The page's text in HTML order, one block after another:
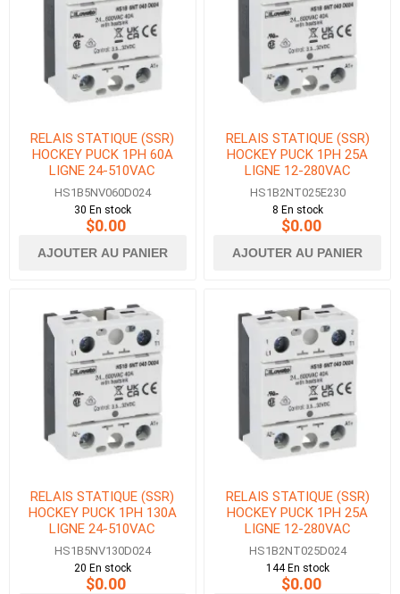
RELAIS STATIQUE (SSR)
HOCKEY PUCK 1PH 60A
LIGNE 24-510VAC
CONTROLE 3.5-32VDC
HS1B5NV060D024
30 En stock
$0.00
AJOUTER AU PANIER
RELAIS STATIQUE (SSR)
HOCKEY PUCK 1PH 25A
LIGNE 12-280VAC
CONTROLE 18-280VAC/DC
HS1B2NT025E230
8 En stock
$0.00
AJOUTER AU PANIER
RELAIS STATIQUE (SSR)
HOCKEY PUCK 1PH 130A
LIGNE 24-510VAC
CONTROLE 3.5-32VDC
HS1B5NV130D024
20 En stock
$0.00
RELAIS STATIQUE (SSR)
HOCKEY PUCK 1PH 25A
LIGNE 12-280VAC
CONTROLE 3-32VDC
HS1B2NT025D024
144 En stock
$0.00